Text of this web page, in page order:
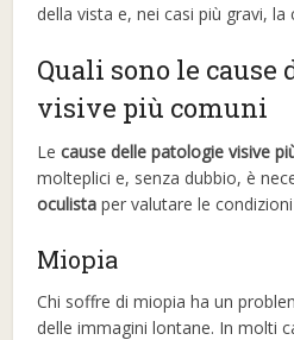
della vista e, nei casi più gravi, la
Quali sono le cause
visive più comuni
Lecause delle patologie visive
molteplici e, senza dubbio, è
oculistaper valutare le
Miopia
Chi soffre di miopia ha un
delle immagini lontane. In molti